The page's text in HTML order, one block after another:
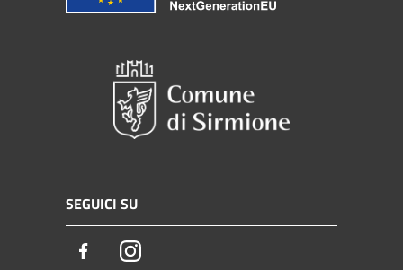
SEGUICI SU
FacebookInstagram